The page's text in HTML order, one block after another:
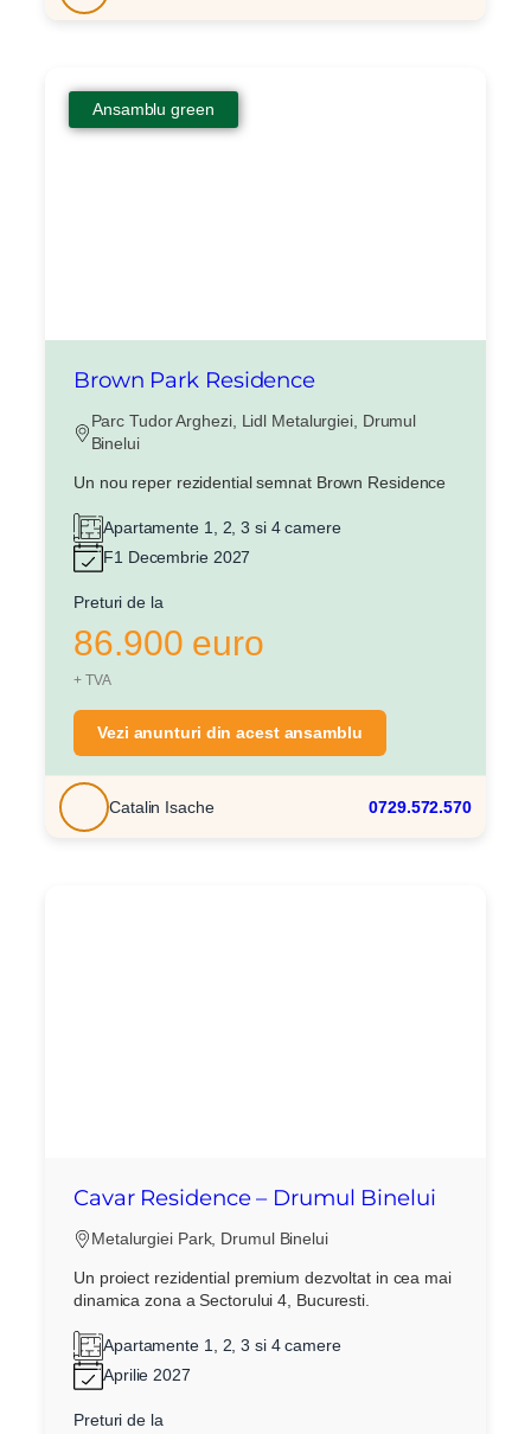
Ansamblu green
Brown Park Residence
Parc Tudor Arghezi, Lidl Metalurgiei, Drumul
Binelui
Un nou reper rezidential semnat Brown Residence
Apartamente 1, 2, 3 si 4 camere
F1 Decembrie 2027
Preturi de la
86.900 euro
+ TVA
Vezi anunturi din acest ansamblu
Catalin Isache 0729.572.570
Cavar Residence – Drumul Binelui
Metalurgiei Park, Drumul Binelui
Un proiect rezidential premium dezvoltat in cea mai
dinamica zona a Sectorului 4, Bucuresti.
Apartamente 1, 2, 3 si 4 camere
Aprilie 2027
Preturi de la